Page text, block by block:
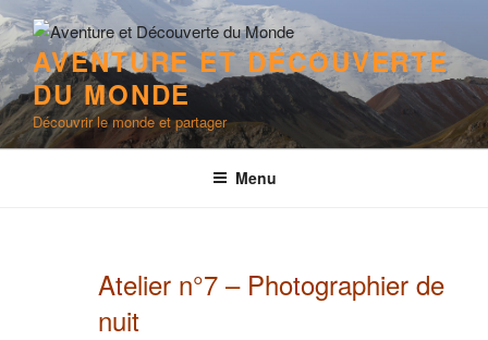
Aller
au
contenu
principal
AVENTURE ET DÉCOUVERTE
DU MONDE
Découvrir le monde et partager
Menu
Atelier n°7 – Photographier de
nuit